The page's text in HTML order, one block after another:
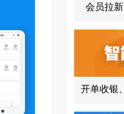
会员拉
开单收银